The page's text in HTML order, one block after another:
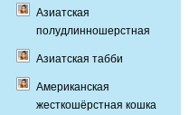
Азиатская
полудлинношерстная
Азиатская табби
Американская
жесткошёрстная кошка